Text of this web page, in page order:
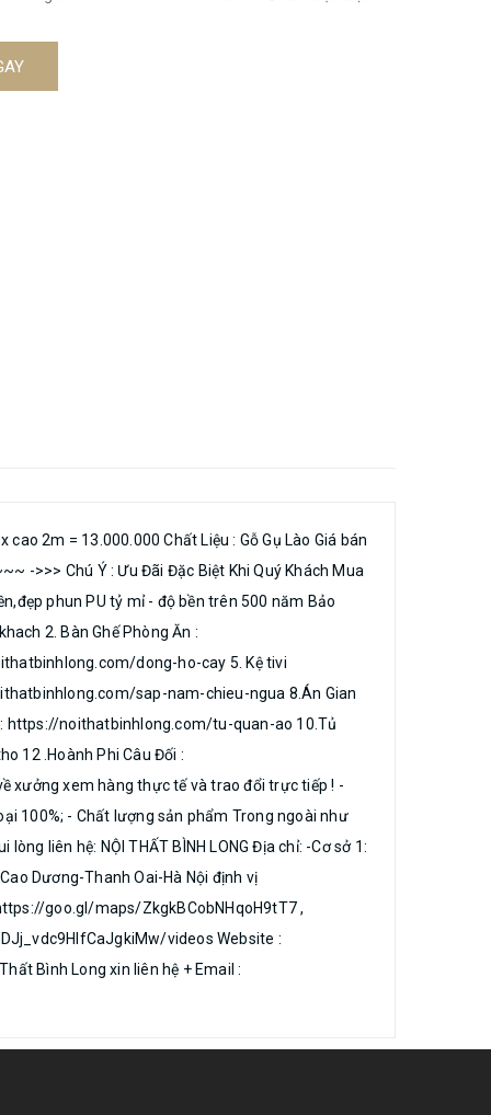
https://noithatbinhlong.com/tu-ke-tivi 6.Lục Bình :
tho-phu-kien-do-tho 12 .Hoành Phi Câu Đối :
liên hệ + Email : noithatbinhlong@gmail.com
2m = 13.000.000 Chất Liệu : Gỗ Gụ Lào Giá bán
->>> Chú Ý : Ưu Đãi Đặc Biệt Khi Quý Khách Mua
phun PU tỷ mỉ - độ bền trên 500 năm Bảo
2. Bàn Ghế Phòng Ăn :
dong-ho-cay 5. Kệ tivi
sap-nam-chieu-ngua 8.Án Gian
noithatbinhlong.com/tu-quan-ao 10.Tủ
12 .Hoành Phi Câu Đối :
xưởng xem hàng thực tế và trao đổi trực tiếp ! -
100%; - Chất lượng sản phẩm Trong ngoài như
lòng liên hệ: NỘI THẤT BÌNH LONG Địa chỉ: -Cơ sở 1:
Dương-Thanh Oai-Hà Nội định vị
goo.gl/maps/ZkgkBCobNHqoH9tT7 ,
videos Website :
Bình Long xin liên hệ + Email :